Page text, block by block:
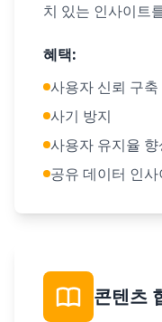
치 있는 인사이트
혜택:
사용자 신뢰 구축
사기 방지
사용자 유지율 향
공유 데이터 인사
콘텐츠